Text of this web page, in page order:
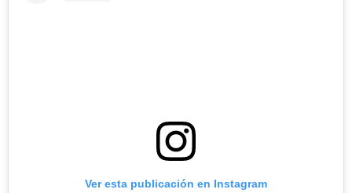
Ver esta publicación en Instagram